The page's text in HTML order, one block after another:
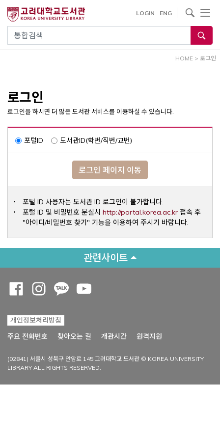
건
통합검색
LOGIN ENG
사이트내 검색
HOME > 로그인
로그인
로그인을 하시면 더 많은 도서관 서비스를 이용하실 수 있습니다.
포털ID 도서관ID(학번/직번/교번)
로그인 페이지 이동
포털 ID 사용자는 도서관 ID 로그인이 불가합니다.
포털 ID 및 비밀번호 분실시 http://portal.korea.ac.krOpens a
접속 후
"아이디/비밀번호 찾기" 기능을 이용하여 주시기 바랍니다.
관련사이트
개인정보처리방침
주요 전화번호
찾아오는 길 개관시간 원격지원
(02841) 서울시 성북구 안암로 145 고려대학교 도서관 © KOREA UNIVERSITY
LIBRARY ALL RIGHTS RESERVED.
Opens a new window
Opens a new window
Opens a new window